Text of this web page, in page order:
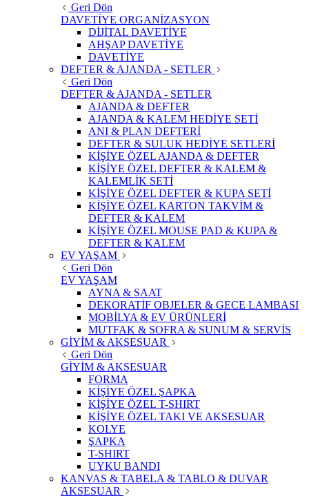
Geri Dön
DAVETİYE ORGANİZASYON
DİJİTAL DAVETİYE
AHŞAP DAVETİYE
DAVETİYE
DEFTER & AJANDA - SETLER
Geri Dön
DEFTER & AJANDA - SETLER
AJANDA & DEFTER
AJANDA & KALEM HEDİYE SETİ
ANI & PLAN DEFTERİ
DEFTER & SULUK HEDİYE SETLERİ
KİŞİYE ÖZEL AJANDA & DEFTER
KİŞİYE ÖZEL DEFTER & KALEM &
KALEMLİK SETİ
KİŞİYE ÖZEL DEFTER & KUPA SETİ
KİŞİYE ÖZEL KARTON TAKVİM &
DEFTER & KALEM
KİŞİYE ÖZEL MOUSE PAD & KUPA &
DEFTER & KALEM
EV YAŞAM
Geri Dön
EV YAŞAM
AYNA & SAAT
DEKORATİF OBJELER & GECE LAMBASI
MOBİLYA & EV ÜRÜNLERİ
MUTFAK & SOFRA & SUNUM & SERVİS
GİYİM & AKSESUAR
Geri Dön
GİYİM & AKSESUAR
FORMA
KİŞİYE ÖZEL ŞAPKA
KİŞİYE ÖZEL T-SHIRT
KİŞİYE ÖZEL TAKI VE AKSESUAR
KOLYE
ŞAPKA
T-SHIRT
UYKU BANDI
KANVAS & TABELA & TABLO & DUVAR
AKSESUAR